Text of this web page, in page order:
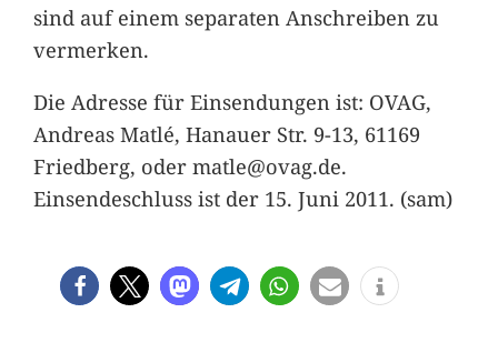
sind auf einem separaten Anschreiben zu
vermerken.
Die Adresse für Einsendungen ist: OVAG,
Andreas Matlé, Hanauer Str. 9-13, 61169
Friedberg, oder matle@ovag.de.
Einsendeschluss ist der 15. Juni 2011. (sam)